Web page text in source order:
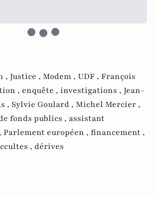
, Justice , Modem , UDF , François
, enquête , investigations , Jean-
, Sylvie Goulard , Michel Mercier ,
fonds publics , assistant
Parlement européen , financement ,
, dérives